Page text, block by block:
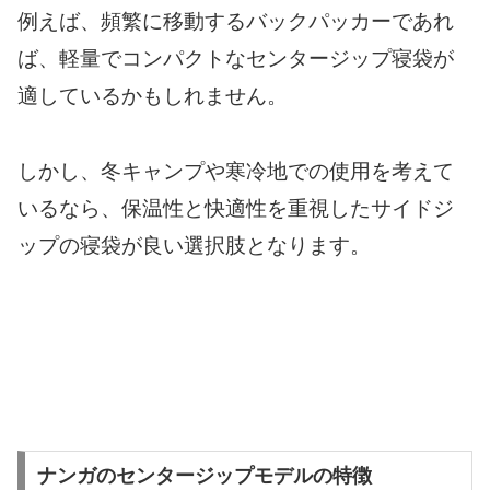
例えば、頻繁に移動するバックパッカーであれ
ば、軽量でコンパクトなセンタージップ寝袋が
適しているかもしれません。
しかし、冬キャンプや寒冷地での使用を考えて
いるなら、保温性と快適性を重視したサイドジ
ップの寝袋が良い選択肢となります。
ナンガのセンタージップモデルの特徴